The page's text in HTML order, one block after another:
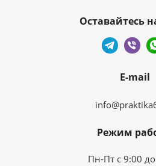
Оставайтесь
E-mail
Режим
Пн-Пт с 9:00